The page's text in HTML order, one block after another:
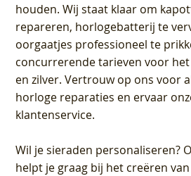
houden. Wij staat klaar om
repareren, horlogebatterij te
oorgaatjes professioneel te
concurrerende tarieven voor
en zilver. Vertrouw op ons voor
horloge reparaties en ervaar
klantenservice.
Wil je sieraden personaliseren?
helpt je graag bij het creëren